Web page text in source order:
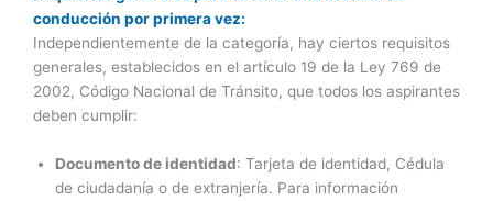
conducción por primera vez:
Independientemente de la categoría, hay ciertos requisitos
generales, establecidos en el artículo 19 de la Ley 769 de
2002, Código Nacional de Tránsito, que todos los aspirantes
deben cumplir:
Documento de identidad: Tarjeta de identidad, Cédula
de ciudadanía o de extranjería. Para información